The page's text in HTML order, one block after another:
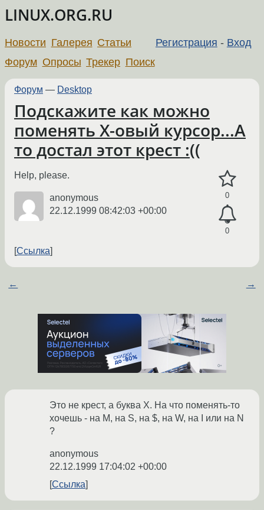
LINUX.ORG.RU
Регистрация - Вход
Новости Галерея Статьи
Форум Опросы Трекер Поиск
Форум — Desktop
Подскажите как можно
поменять X-овый курсор...А
то достал этот крест :((
0
0
Help, please.
anonymous
22.12.1999 08:42:03 +00:00
Ссылка
← →
Это не крест, а буква X. На что поменять-то
хочешь - на М, на S, на $, на W, на I или на N
?
anonymous
22.12.1999 17:04:02 +00:00
Ссылка